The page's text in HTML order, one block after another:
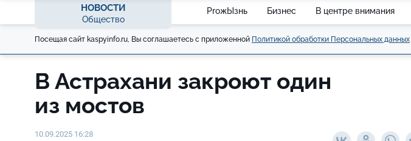
НОВОСТИ
Общество
ProжЫзнь Бизнес В центре внимания
Посещая сайт kaspyinfo.ru, Вы соглашаетесь с приложенной Политикой обработки Персональных данных
В Астрахани закроют один
из мостов
10.09.2025 16:28